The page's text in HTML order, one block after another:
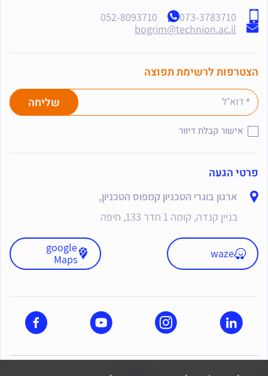
פרטי הגעה
ארגון בוגרי הטכניון קמפוס הטכניון,
בניין קנדה, קומה 1 חדר 133, חיפה
waze
google
Maps
073-3783710
052-8093710
bogrim@technion.ac.il
הצטרפות לרשימת תפוצה
אישור קבלת דיוור